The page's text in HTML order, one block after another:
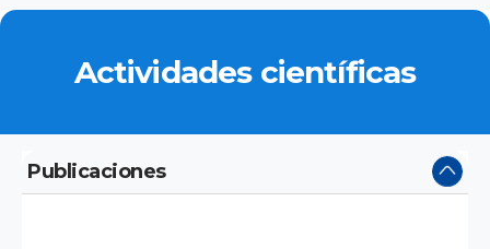
Actividades científicas
Publicaciones